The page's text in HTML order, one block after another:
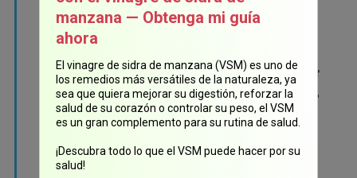
COVID-19 y sus vacunas han sido
desacreditadas por científicos y profesionales
médicos. Por ejemplo, Mercola mencionó que
el COVID-19 no es grave, que las vacunas no
son efectivas y que la hidroxicloroquina es un
tratamiento seguro y efectivo contra este
virus. Se ha demostrado que todas estas
manzana — Obtenga mi guía
ahora
El vinagre de sidra de manzana (VSM) es uno de
los remedios más versátiles de la naturaleza, ya
sea que quiera mejorar su digestión, reforzar la
salud de su corazón o controlar su peso, el VSM
es un gran complemento para su rutina de salud.
¡Descubra todo lo que el VSM puede hacer por su
salud!